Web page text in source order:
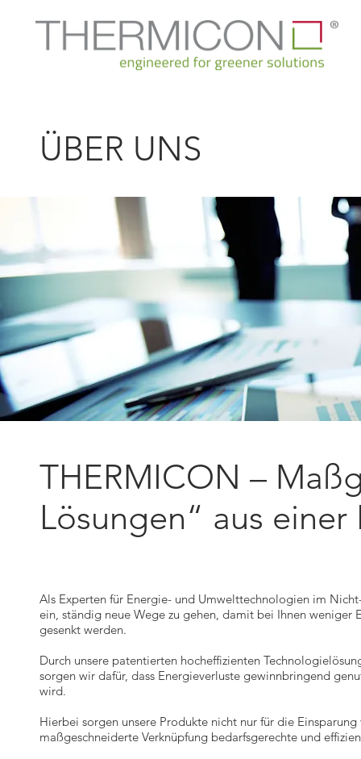
ÜBER UNS
THERMICON –
Lösungen“ aus einer
Als Experten für Energie- und Umwelttechnologien im
ein, ständig neue Wege zu gehen, damit bei Ihnen
gesenkt werden.
Durch unsere patentierten hocheffizienten
sorgen wir dafür, dass Energieverluste gewinnbringend
wird.
Hierbei sorgen unsere Produkte nicht nur für die
maßgeschneiderte Verknüpfung bedarfsgerechte und